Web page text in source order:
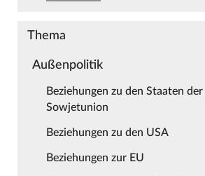
Thema
Außenpolitik
Beziehungen zu den Staaten
Sowjetunion
Beziehungen zu den USA
Beziehungen zur EU